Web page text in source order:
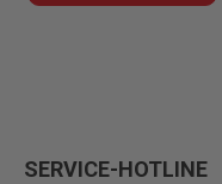
SERVICE-HOTLINE